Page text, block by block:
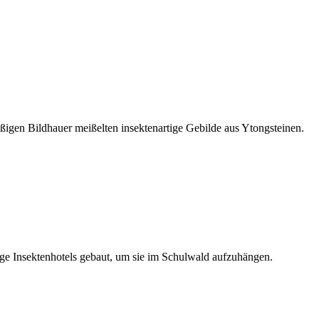
Bildhauer meißelten insektenartige Gebilde aus Ytongsteinen.
Insektenhotels gebaut, um sie im Schulwald aufzuhängen.